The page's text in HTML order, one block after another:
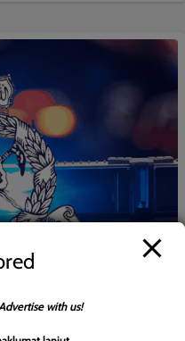
with us!